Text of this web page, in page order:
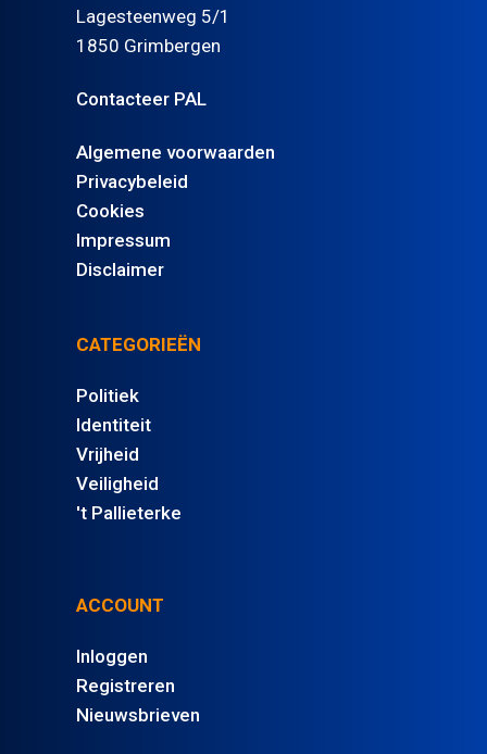
Lagesteenweg 5/1
1850 Grimbergen
Contacteer PAL
Algemene voorwaarden
Privacybeleid
Cookies
Impressum
Disclaimer
CATEGORIEËN
Politiek
Identiteit
Vrijheid
Veiligheid
't Pallieterke
ACCOUNT
Inloggen
Registreren
Nieuwsbrieven